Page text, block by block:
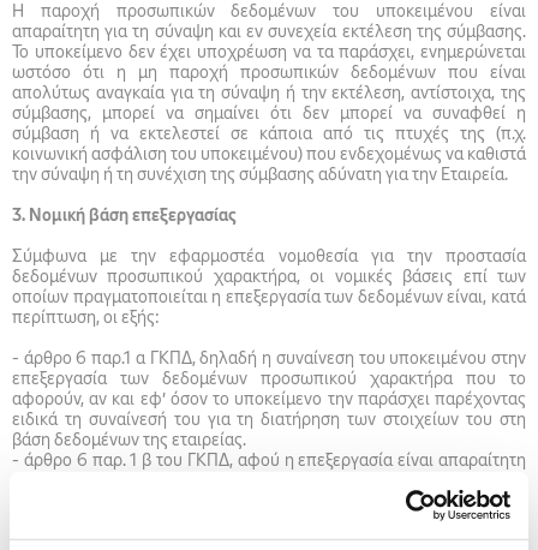
Η παροχή προσωπικών δεδομένων του υποκειμένου είναι
απαραίτητη για τη σύναψη και εν συνεχεία εκτέλεση της σύμβασης.
Το υποκείμενο δεν έχει υποχρέωση να τα παράσχει, ενημερώνεται
ωστόσο ότι η μη παροχή προσωπικών δεδομένων που είναι
απολύτως αναγκαία για τη σύναψη ή την εκτέλεση, αντίστοιχα, της
σύμβασης, μπορεί να σημαίνει ότι δεν μπορεί να συναφθεί η
σύμβαση ή να εκτελεστεί σε κάποια από τις πτυχές της (π.χ.
κοινωνική ασφάλιση του υποκειμένου) που ενδεχομένως να καθιστά
την σύναψη ή τη συνέχιση της σύμβασης αδύνατη για την Εταιρεία.
3. Νομική βάση επεξεργασίας
Σύμφωνα με την εφαρμοστέα νομοθεσία για την προστασία
δεδομένων προσωπικού χαρακτήρα, οι νομικές βάσεις επί των
οποίων πραγματοποιείται η επεξεργασία των δεδομένων είναι, κατά
περίπτωση, οι εξής:
- άρθρο 6 παρ.1 α ΓΚΠΔ, δηλαδή η συναίνεση του υποκειμένου στην
επεξεργασία των δεδομένων προσωπικού χαρακτήρα που το
αφορούν, αν και εφ’ όσον το υποκείμενο την παράσχει παρέχοντας
ειδικά τη συναίνεσή του για τη διατήρηση των στοιχείων του στη
βάση δεδομένων της εταιρείας.
- άρθρο 6 παρ. 1 β του ΓΚΠΔ, αφού η επεξεργασία είναι απαραίτητη
της σύμβασης, της οποίας ο φοιτητής ως υποκείμενο των
- άρθρο 6 παρ. 1 γ του ΓΚΠΔ, αφού η επεξεργασία είναι απαραίτητη